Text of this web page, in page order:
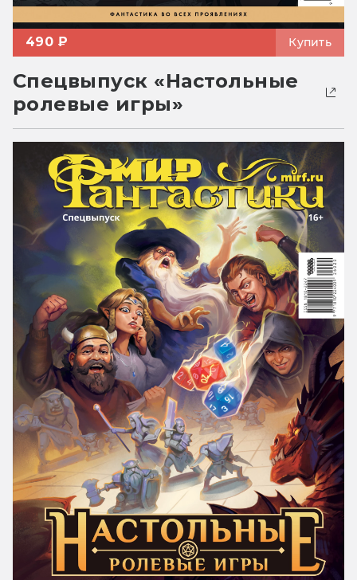
490 ₽ Купить
Спецвыпуск «Настольные
ролевые игры»